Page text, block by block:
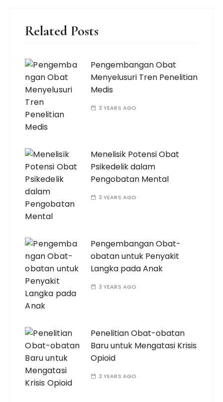
Related Posts
Pengembangan Obat
Menyelusuri Tren Penelitian
Medis
3 YEARS AGO
Menelisik Potensi Obat
Psikedelik dalam
Pengobatan Mental
3 YEARS AGO
Pengembangan Obat-
obatan untuk Penyakit
Langka pada Anak
3 YEARS AGO
Penelitian Obat-obatan
Baru untuk Mengatasi Krisis
Opioid
3 YEARS AGO